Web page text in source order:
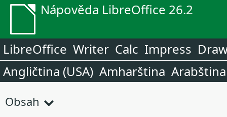
Nápověda LibreOffice 26.2
LibreOffice Writer Calc Impress
Angličtina (USA) Amharština Arabština
Obsah